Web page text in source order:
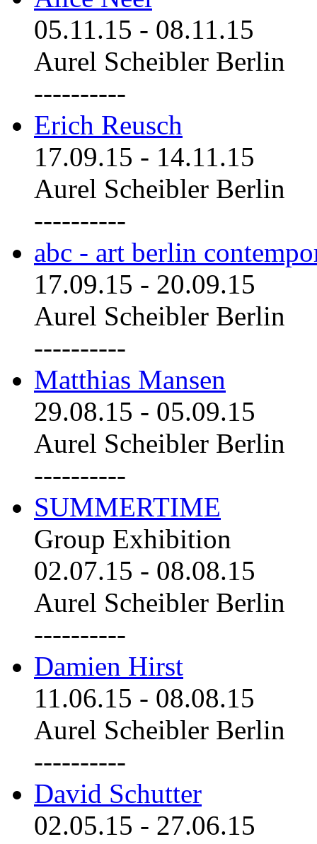
05.11.15 - 08.11.15
Aurel Scheibler Berlin
----------
Erich Reusch
17.09.15 - 14.11.15
Aurel Scheibler Berlin
----------
abc - art berlin
17.09.15 - 20.09.15
Aurel Scheibler Berlin
----------
Matthias Mansen
29.08.15 - 05.09.15
Aurel Scheibler Berlin
----------
SUMMERTIME
Group Exhibition
02.07.15 - 08.08.15
Aurel Scheibler Berlin
----------
Damien Hirst
11.06.15 - 08.08.15
Aurel Scheibler Berlin
----------
David Schutter
02.05.15 - 27.06.15